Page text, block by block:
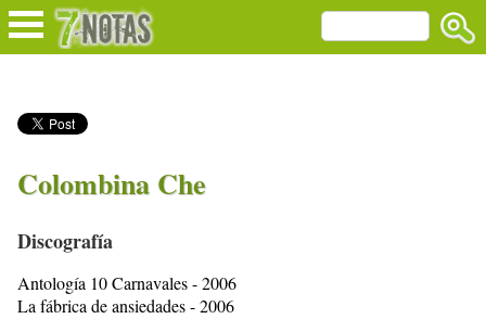
Colombina Che
Discografía
Antología 10 Carnavales - 2006
La fábrica de ansiedades - 2006